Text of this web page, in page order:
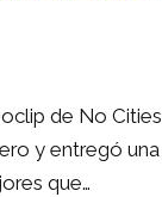
de No
y entregó
que…